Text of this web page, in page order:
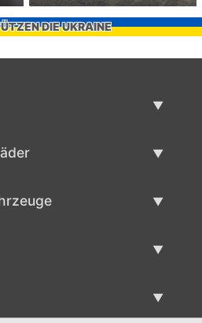
DIE UKRAINE